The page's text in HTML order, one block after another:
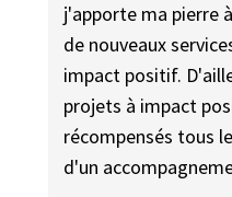
j'apporte ma pierre
de nouveaux
impact positif.
projets à impact
récompensés tous
d'un